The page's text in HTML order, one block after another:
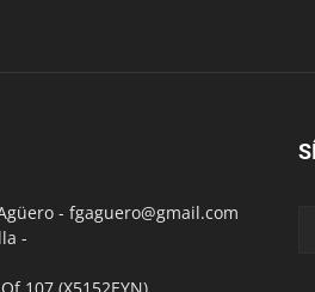
- fgaguero@gmail.com
-